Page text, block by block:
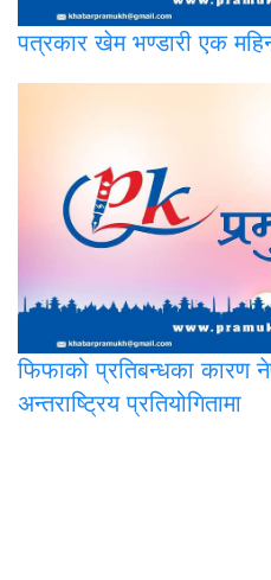
पत्रकार खेम भण्डारी एक
फिफाको प्रतिबन्धका कारण
अन्तराष्ट्रिय प्रतियोगितामा